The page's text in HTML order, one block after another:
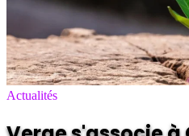
Actualités